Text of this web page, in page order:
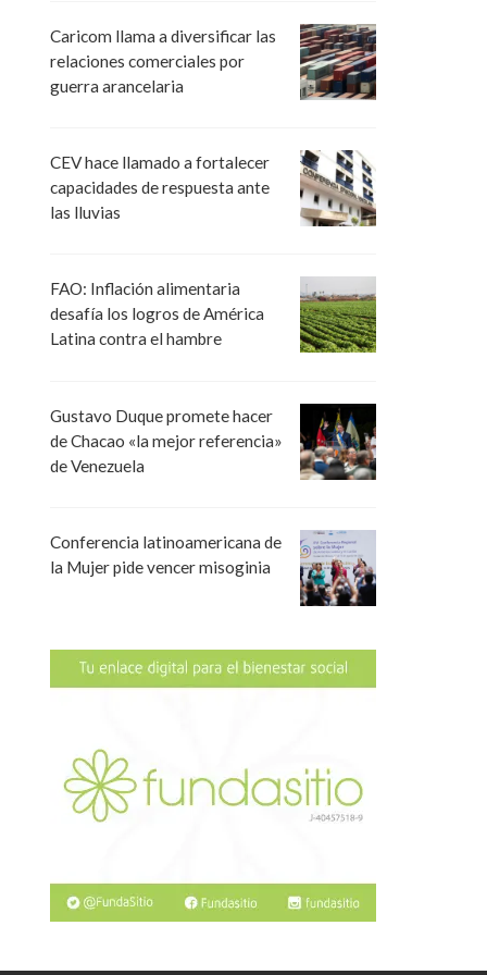
Caricom llama a diversificar las
relaciones comerciales por
guerra arancelaria
CEV hace llamado a fortalecer
capacidades de respuesta ante
las lluvias
FAO: Inflación alimentaria
desafía los logros de América
Latina contra el hambre
Gustavo Duque promete hacer
de Chacao «la mejor referencia»
de Venezuela
Conferencia latinoamericana de
la Mujer pide vencer misoginia